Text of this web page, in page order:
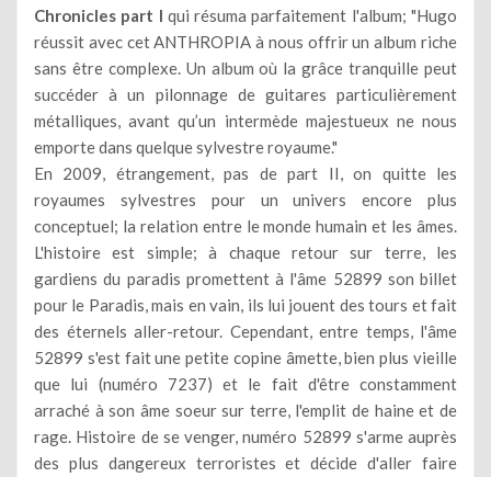
Chronicles part I qui résuma parfaitement l'album; "Hugo
réussit avec cet ANTHROPIA à nous offrir un album riche
sans être complexe. Un album où la grâce tranquille peut
succéder à un pilonnage de guitares particulièrement
métalliques, avant qu’un intermède majestueux ne nous
emporte dans quelque sylvestre royaume."
En 2009, étrangement, pas de part II, on quitte les
royaumes sylvestres pour un univers encore plus
conceptuel; la relation entre le monde humain et les âmes.
L'histoire est simple; à chaque retour sur terre, les
gardiens du paradis promettent à l'âme 52899 son billet
pour le Paradis, mais en vain, ils lui jouent des tours et fait
des éternels aller-retour. Cependant, entre temps, l'âme
52899 s'est fait une petite copine âmette, bien plus vieille
que lui (numéro 7237) et le fait d'être constamment
arraché à son âme soeur sur terre, l'emplit de haine et de
rage. Histoire de se venger, numéro 52899 s'arme auprès
des plus dangereux terroristes et décide d'aller faire